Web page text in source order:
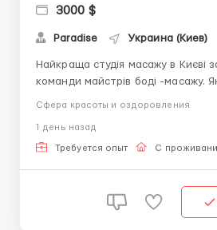
3000 $
Paradise Украина (Киев)
Найкраща студія масажу в Києві
команди майстрів боді -масажу. Якщо Ви товариські,
гнучкий графік роботи,тому Ви
роботу з іншою діяльністю. Роботу
Сфера красоты и оздоровления
1 день назад
Требуется опыт С